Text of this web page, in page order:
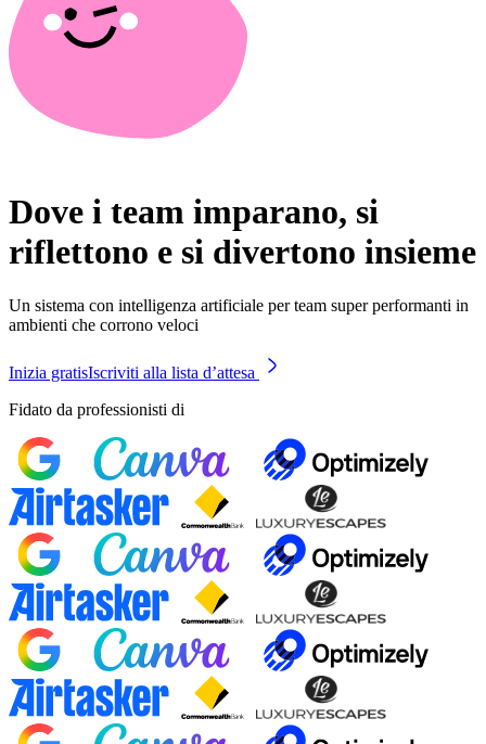
Dove i team imparano, si
riflettono e si divertono insieme
Un sistema con intelligenza artificiale per team super performanti in
ambienti che corrono veloci
Inizia gratisIscriviti alla lista d’attesa
Fidato da professionisti di